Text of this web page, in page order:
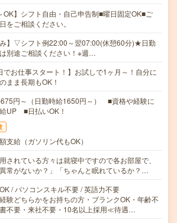
OK】シフト自由・自己申告制■曜日固定OK■ご
をご相談ください。
み】▽シフト例22:00～翌07:00(休憩60分)★日勤
別途ご相談ください！※週…
でお仕事スタート！】お試しで1ヶ月～！自分に
まま長期もOK！
円～（日勤時給1650円～） ■資格や経験に
UP ■日払いOK！
支給（ガソリン代もOK）
されている方々は就寝中ですので各お部屋で、
異常がないか？」「ちゃんと眠れているか？…
/ パソコンスキル不要 / 英語力不要
験どちらかをお持ちの方・ブランクOK・年齢不
不要・来社不要・10名以上採用≪待遇…